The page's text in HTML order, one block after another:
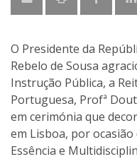
O Presidente da
Rebelo de Sousa
Instrução Pública, a
Portuguesa, Profª
em cerimónia que
em Lisboa, por
Essência e